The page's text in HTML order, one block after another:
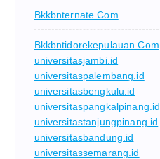
Bkkbnternate.com
Bkkbntidorekepulauan.com
universitasjambi.id
universitaspalembang.id
universitasbengkulu.id
universitaspangkalpinang.id
universitastanjungpinang.id
universitasbandung.id
universitassemarang.id